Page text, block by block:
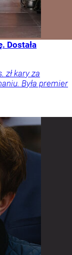
Dostała
zł kary za
Była premier